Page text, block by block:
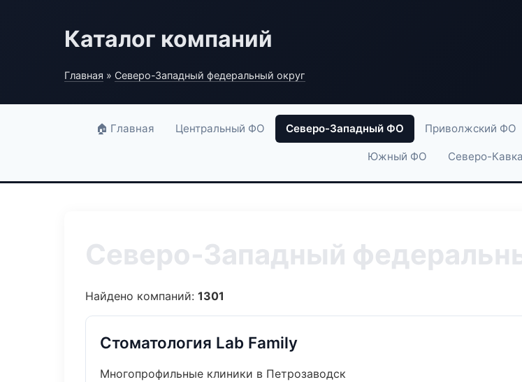
Каталог компаний
Главная » Северо-Западный федеральный округ
🏠 Главная Центральный ФО Северо-Западный ФО Приволжский ФО
Южный ФО Северо-
Северо-Западный
Найдено компаний: 1301
Стоматология Lab Family
Многопрофильные клиники в Петрозаводск